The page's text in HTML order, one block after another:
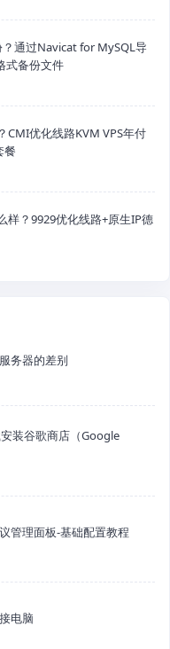
通过Navicat for MySQL导
式备份文件
CMI优化线路KVM VPS年付
餐
样？9929优化线路+原生IP德
务器的差别
装谷歌商店（Google
管理面板-基础配置教程
电脑